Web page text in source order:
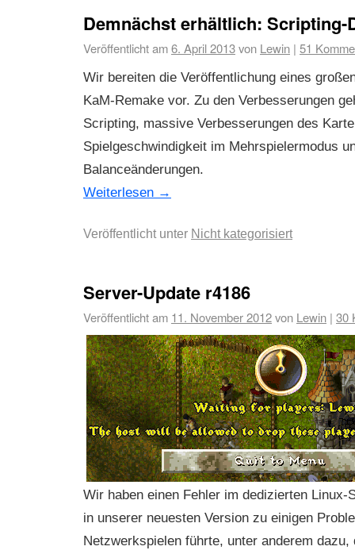
Demnächst erhältlich: Scripting-
Veröffentlicht am6. April 2013von Lewin | 51
Wir bereiten die Veröffentlichung eines
KaM-Remake vor. Zu den Verbesserungen
Scripting, massive Verbesserungen des
Spielgeschwindigkeit im Mehrspielermodus
Balanceänderungen.
Weiterlesen →
Veröffentlicht unter Nicht kategorisiert
Server-Update r4186
Veröffentlicht am 11. November 2012von Lewin | 30
Wir haben einen Fehler im dedizierten Linux-
in unserer neuesten Version zu einigen
Netzwerkspielen führte, unter anderem